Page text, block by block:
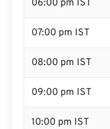
06:00 pm IST
07:00 pm IST
08:00 pm IST
09:00 pm IST
10:00 pm IST